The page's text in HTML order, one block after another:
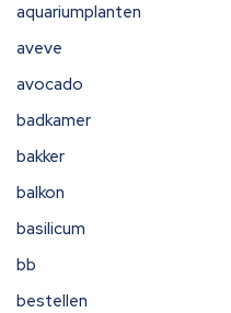
aquariumplanten
aveve
avocado
badkamer
bakker
balkon
basilicum
bb
bestellen